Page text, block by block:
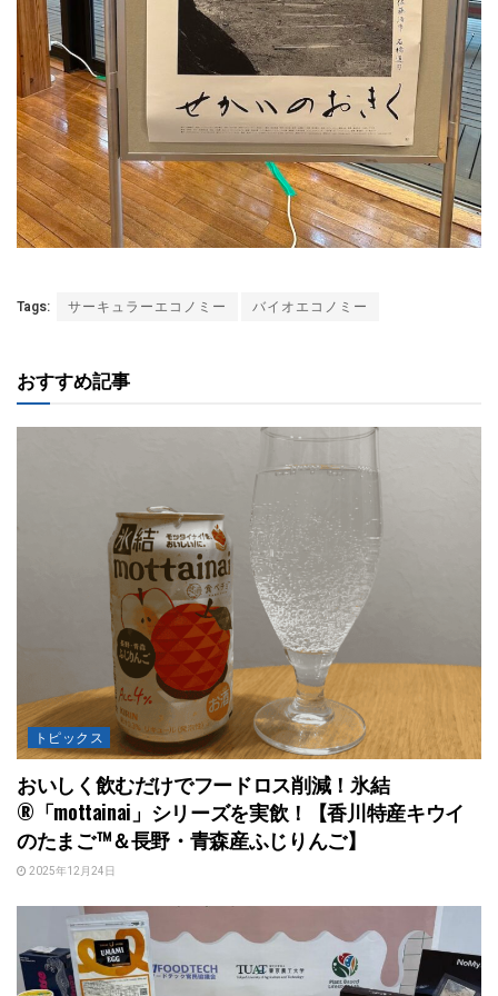
Tags: サーキュラーエコノミー バイオエコノミー
おすすめ記事
トピックス
おいしく飲むだけでフードロス削減！氷結
®「mottainai」シリーズを実飲！【香川特産キウイ
のたまご™＆長野・青森産ふじりんご】
2025年12月24日